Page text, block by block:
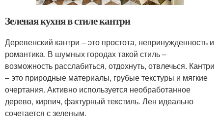
Зеленая кухня в стиле кантри
Деревенский кантри – это простота, непринужденность и
романтика. В шумных городах такой стиль –
возможность расслабиться, отдохнуть, отвлечься. Кантри
– это природные материалы, грубые текстуры и мягкие
очертания. Активно используется необработанное
дерево, кирпич, фактурный текстиль. Лен идеально
сочетается с зеленым.